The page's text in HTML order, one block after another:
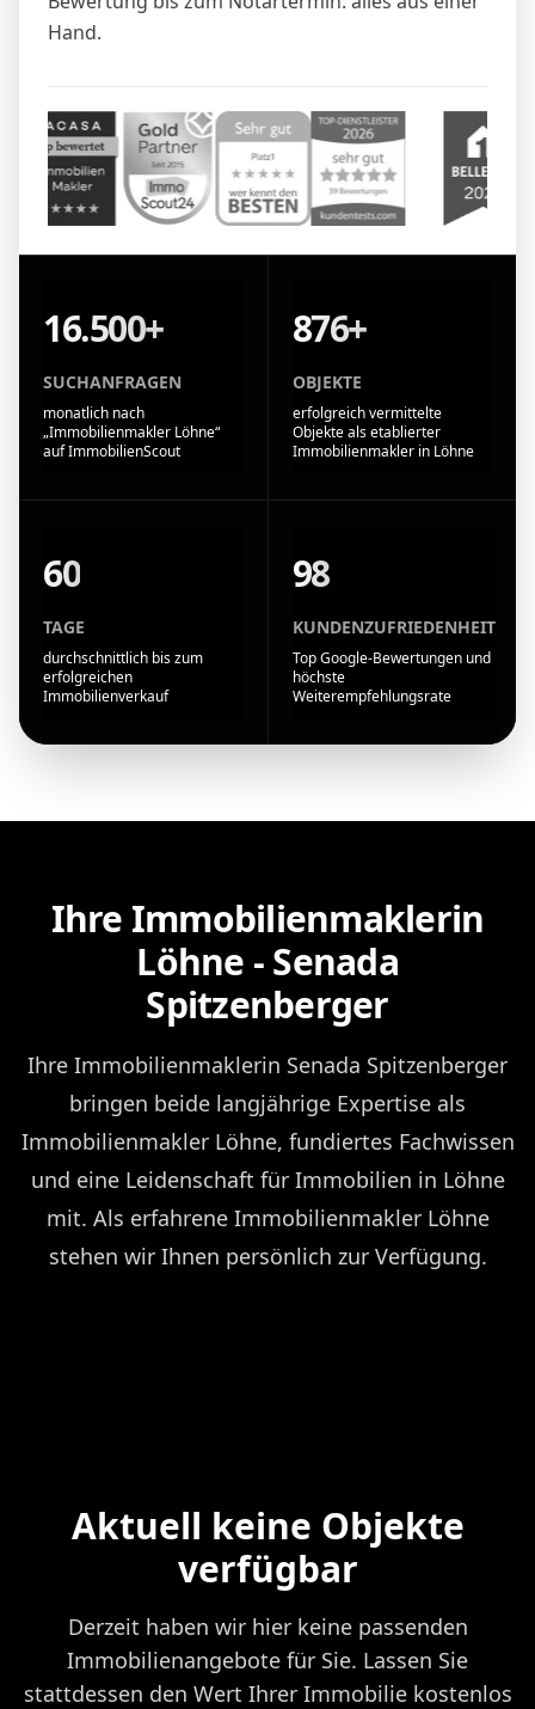
Hand.
16.500+
SUCHANFRAGEN
monatlich nach
„Immobilienmakler Löhne“
auf ImmobilienScout
876+
OBJEKTE
erfolgreich vermittelte
Objekte als etablierter
Immobilienmakler in Löhne
60
TAGE
durchschnittlich bis zum
erfolgreichen
Immobilienverkauf
98
KUNDENZUFRIEDENHEIT
Top Google-Bewertungen und
höchste
Weiterempfehlungsrate
Ihre Immobilienmaklerin
Löhne - Senada
Spitzenberger
Ihre Immobilienmaklerin Senada Spitzenberger
bringen beide langjährige Expertise als
Immobilienmakler Löhne, fundiertes Fachwissen
und eine Leidenschaft für Immobilien in Löhne
mit. Als erfahrene Immobilienmakler Löhne
stehen wir Ihnen persönlich zur Verfügung.
Aktuell keine Objekte
verfügbar
Derzeit haben wir hier keine passenden
Immobilienangebote für Sie. Lassen Sie
stattdessen den Wert Ihrer Immobilie kostenlos